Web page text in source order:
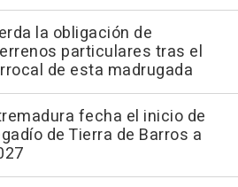
la obligación de
particulares tras el
de esta madrugada
fecha el inicio de
de Tierra de Barros a